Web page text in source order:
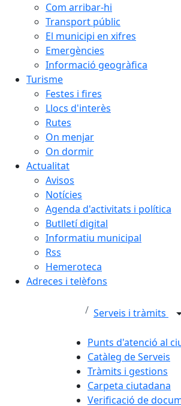
Com arribar-hi
Transport públic
El municipi en xifres
Emergències
Informació geogràfica
Turisme
Festes i fires
Llocs d'interès
Rutes
On menjar
On dormir
Actualitat
Avisos
Notícies
Agenda d'activitats i política
Butlletí digital
Informatiu municipal
Rss
Hemeroteca
Adreces i telèfons
Serveis i tràmits
Punts d'atenció al
Catàleg de Serveis
Tràmits i gestions
Carpeta ciutadana
Verificació de